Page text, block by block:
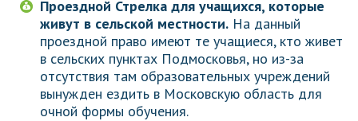
Проездной Стрелка для учащихся, которые
живут в сельской местности. На данный
проездной право имеют те учащиеся, кто живет
в сельских пунктах Подмосковья, но из-за
отсутствия там образовательных учреждений
вынужден ездить в Московскую область для
очной формы обучения.